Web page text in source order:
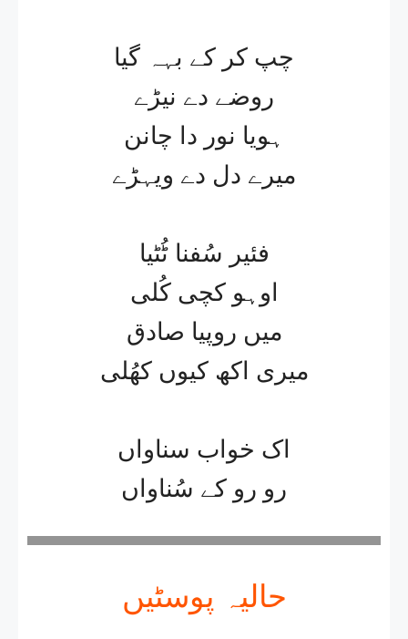
چپ کر کے بہہ گیا
روضے دے نیڑے
ہویا نور دا چانن
میرے دل دے ویہڑے
فئیر سُفنا ٹُٹیا
اوہو کچی کُلی
میں روپیا صادق
میری اکھ کیوں کھُلی
اک خواب سناواں
رو رو کے سُناواں
حالیہ پوسٹیں